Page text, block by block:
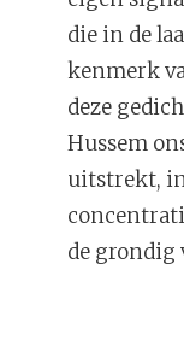
die in de
kenmerk
deze
Hussem
uitstrekt, in
de grondig